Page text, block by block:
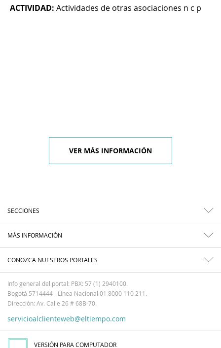
ACTIVIDAD: Actividades de otras asociaciones n c p
VER MÁS INFORMACIÓN
SECCIONES
MÁS INFORMACIÓN
CONOZCA NUESTROS PORTALES
Info general del portal: PBX: 57 (1) 2940100.
Bogotá 5714444 - Línea Nacional 01 8000 110 211.
Dirección: Av. Calle 26 # 68B-70.
servicioalclienteweb@eltiempo.com
VERSIÓN PARA COMPUTADOR